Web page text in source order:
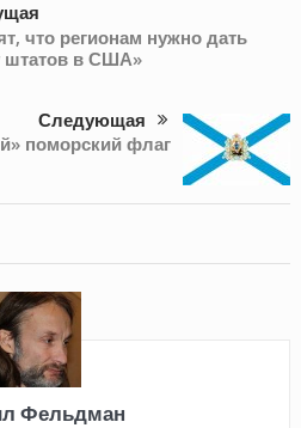
что регионам нужно дать
штатов в США»
Следующая
поморский флаг
Фельдман